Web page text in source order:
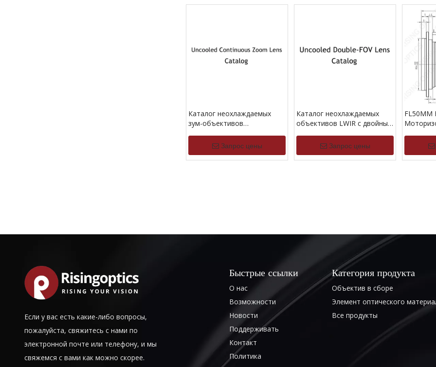
Каталог неохлаждаемых
зум-объективов
Запрос цены
Каталог неохлаждаемых
объективов LWIR с двойным
Запрос цены
FL50MM
Если у вас есть какие-либо вопросы,
пожалуйста, свяжитесь с нами по
электронной почте или телефону, и мы
свяжемся с вами как можно скорее.
Быстрые ссылки
О нас
Возможности
Новости
Поддерживать
Контакт
Политика
Категория продукта
Объектив в сборе
Элемент оптического
Все продукты